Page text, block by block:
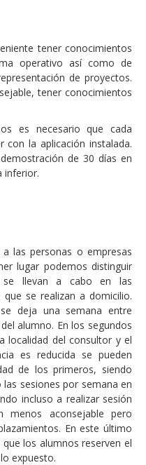
tener conocimientos
operativo así como de
de proyectos.
tener conocimientos
es necesario que cada
la aplicación instalada.
de 30 días en
inferior.
las personas o empresas
lugar podemos distinguir
llevan a cabo en las
se realizan a domicilio.
deja una semana entre
alumno. En los segundos
localidad del consultor y el
es reducida se pueden
de los primeros, siendo
sesiones por semana en
incluso a realizar sesión
aconsejable pero
En este último
los alumnos reserven el
expuesto.